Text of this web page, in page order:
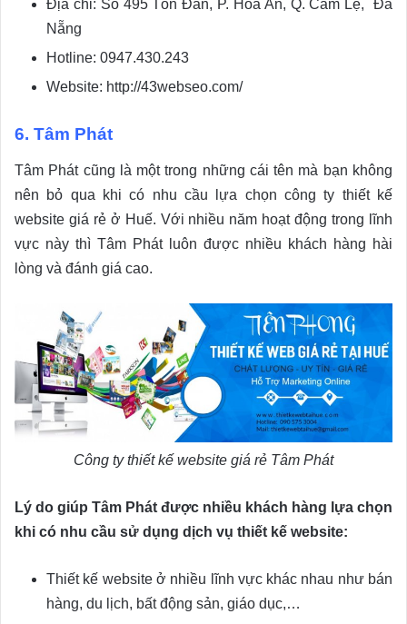
Địa chỉ: Số 495 Tôn Đản, P. Hòa An, Q. Cẩm Lệ, Đà
Nẵng
Hotline: 0947.430.243
Website: http://43webseo.com/
6. Tâm Phát
Tâm Phát cũng là một trong những cái tên mà bạn không
nên bỏ qua khi có nhu cầu lựa chọn công ty thiết kế
website giá rẻ ở Huế. Với nhiều năm hoạt động trong lĩnh
vực này thì Tâm Phát luôn được nhiều khách hàng hài
lòng và đánh giá cao.
Công ty thiết kế website giá rẻ Tâm Phát
Lý do giúp Tâm Phát được nhiều khách hàng lựa chọn
khi có nhu cầu sử dụng dịch vụ thiết kế website:
Thiết kế website ở nhiều lĩnh vực khác nhau như bán
hàng, du lịch, bất động sản, giáo dục,…